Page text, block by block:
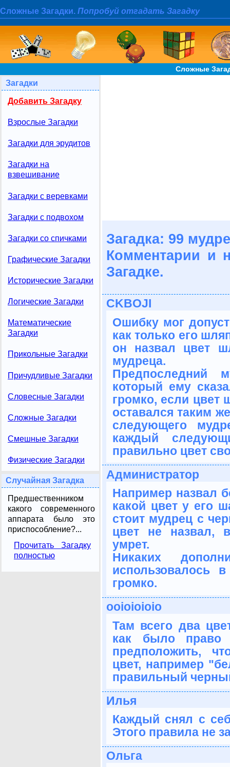
Сложные Загадки. Попробуй отгадать Загадку
Сложные
Загадки
Добавить Загадку
Взрослые Загадки
Загадки для эрудитов
Загадки на
взвешивание
Загадки с веревками
Загадки с подвохом
Загадки со спичками
Графические Загадки
Исторические Загадки
Логические Загадки
Математические
Загадки
Прикольные Загадки
Причудливые Загадки
Словесные Загадки
Сложные Загадки
Смешные Загадки
Физические Загадки
Случайная Загадка
Предшественником
какого современного
аппарата было это
приспособление?...
Прочитать Загадку
полностью
Загадка: 99
Комментарии и
Загадке.
CKBOJI
Ошибку мог
как только его
он назвал цвет
мудреца.
Предпоследний
который ему
громко, если цвет
оставался таким
следующего
каждый
правильно цвет
Администратор
Например назвал
какой цвет у его
стоит мудрец с
цвет не назвал,
умрет.
Никаких
использовалось
громко.
ooioioioio
Там всего два
как было право
предположить,
цвет, например
правильный
Илья
Каждый снял с
Этого правила не
Ольга